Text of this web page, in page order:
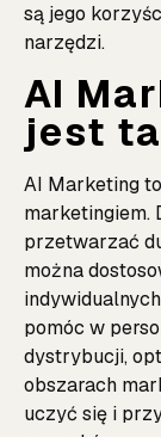
są jego
narzędzi.
AI
jest
AI Marketing
marketingiem.
przetwarzać
można
pomóc w
dystrybucji,
obszarach
uczyć się i